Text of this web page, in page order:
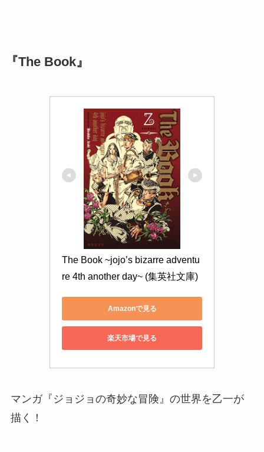
『The Book』
The Book ~jojo’s bizarre adventu
re 4th another day~ (集英社文庫)
Amazonで見る
楽天市場で見る
マンガ『ジョジョの奇妙な冒険』の世界を乙一が
描く！